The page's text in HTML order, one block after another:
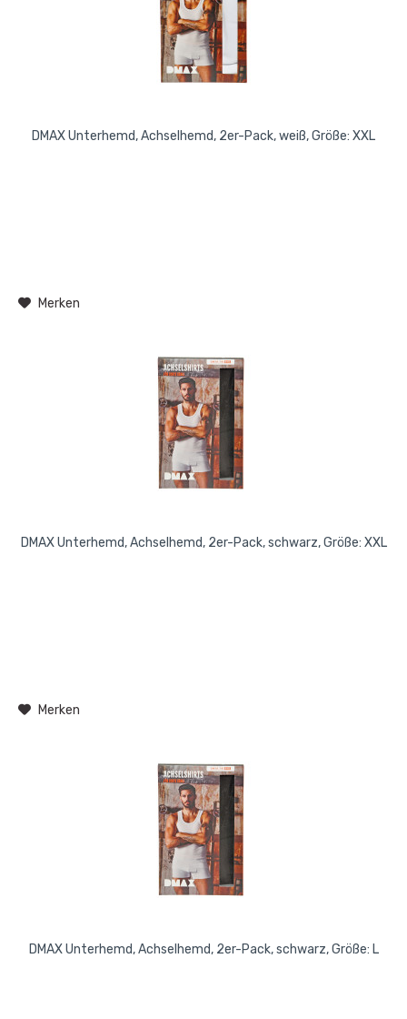
DMAX Unterhemd, Achselhemd, 2er-Pack, weiß, Größe: XXL
Merken
DMAX Unterhemd, Achselhemd, 2er-Pack, schwarz, Größe: XXL
Merken
DMAX Unterhemd, Achselhemd, 2er-Pack, schwarz, Größe: L